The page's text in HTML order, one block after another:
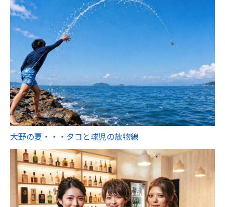
大野の夏・・・タコと球児の放物線